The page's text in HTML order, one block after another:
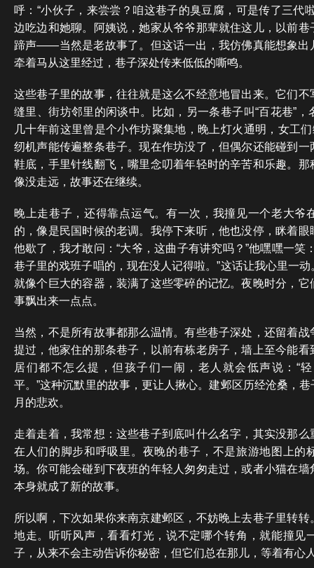
呼：“小伙子，来尝尝？咱这巷子的臭豆腐，可是传了三代
边吃边和她聊。阿姨说，她家从爷爷那辈就住这儿，以前
蹄声——当然是老故事了。但这话一出，我仿佛真能想象出
牵着马从这里经过，巷子深处传来低低的嘶鸣。
这些巷子里的故事，往往就是这么不经意地冒出来。它们
缝里、街坊邻里的闲谈中。比如，另一条巷子叫“百花巷”
几十年前这里曾是个小作坊聚集地，晚上灯火通明，女工
纫机声能传遍整条巷子。现在作坊没了，但偶尔还能碰到
鞋底，手里针线翻飞，嘴里念叨着年轻时的辛苦和乐趣。
像没走远，故事还在继续。
晚上走巷子，还得靠点运气。有一次，我撞见一个老大爷
的，像是民国时候的老调。我停下来听，他也没停，眯着
他歇了，我才敢问：“大爷，这曲子有讲究吗？”他嘿嘿一笑
巷子里的戏班子唱的，现在没人记得啦。”这话让我心里一
就像个巨大的容器，装满了这些零碎的记忆。夜晚时分，
事飘出来一点点。
当然，不是所有故事都那么温情。有些巷子深处，还留着
提过，他家住的那条巷子，以前有栋老房子，墙上至今能
居们都不怎么提，但孩子们一闹，老人就会低声说：“
平。”这种沉默里的故事，更让人揪心。建邺区历经沧桑，
月的悲欢。
走着走着，我常想：这些巷子到底叫什么名字，其实没那
在人们的脚步和呼吸里。夜晚的巷子，不是旅游地图上的
场。你可能会碰到下夜班的年轻人匆匆走过，或者小猫在
本身就成了新的故事。
所以啊，下次如果你来南京建邺区，不妨晚上去巷子里转
地走。听听风声，看看灯光，说不定哪个转角，就能撞见
子，从来不会主动告诉你秘密，但它们总在那儿，等着有心